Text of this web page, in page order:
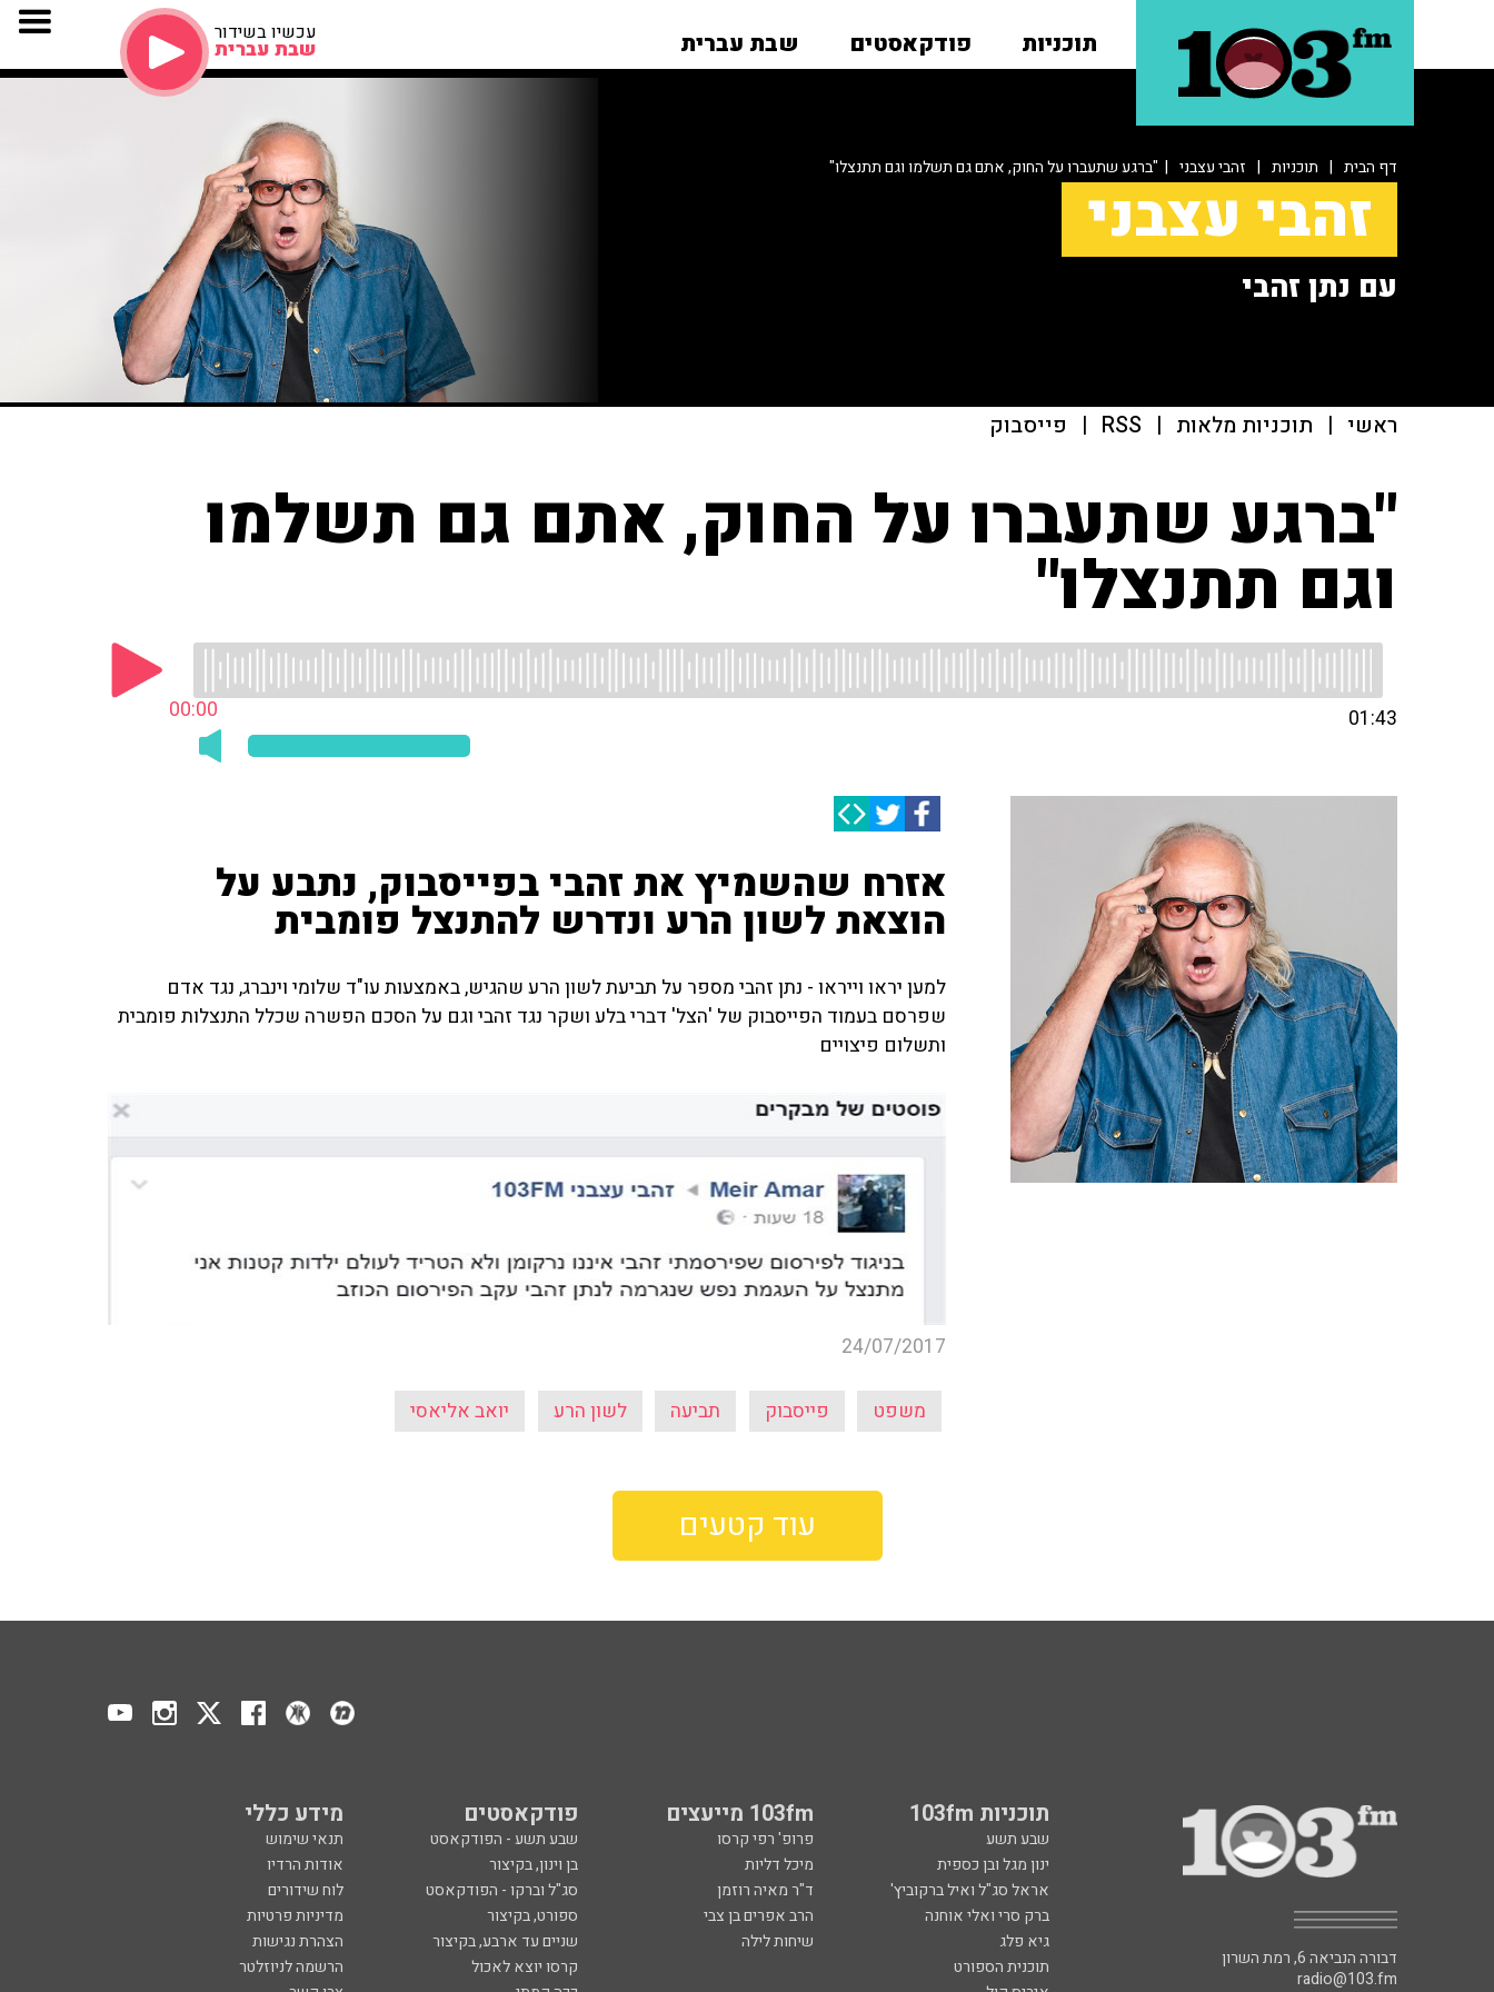
תוכניות פודקאסטים שבת עברית עכשיו בשידור
שבת עברית
דף הבית | תוכניות | זהבי עצבני | "ברגע שתעברו על החוק, אתם גם תשלמו וגם תתנצלו"
זהבי עצבני
עם נתן זהבי
ראשי | תוכניות מלאות |
RSS
| פייסבוק
"ברגע שתעברו על החוק, אתם גם תשלמו
וגם תתנצלו"
00:00 01:43
אזרח שהשמיץ את זהבי בפייסבוק, נתבע על
הוצאת לשון הרע ונדרש להתנצל פומבית
למען יראו וייראו - נתן זהבי מספר על תביעת לשון הרע שהגיש, באמצעות עו"ד שלומי וינברג, נגד אדם
שפרסם בעמוד הפייסבוק של 'הצל' דברי בלע ושקר נגד זהבי וגם על הסכם הפשרה שכלל התנצלות פומבית
ותשלום פיצויים
24/07/2017
משפט פייסבוק תביעה לשון הרע יואב אליאסי
עוד קטעים
תוכניות 103fm 103fm מייעצים פודקאסטים מידע כללי
שבע תשע פרופ' רפי קרסו שבע תשע - הפודקאסט
תנאי שימוש
ינון מגל ובן כספית
מיכל דליות בן וינון, בקיצור
אודות הרדיו
אראל סג"ל ואיל ברקוביץ'
ד"ר מאיה רוזמן סג"ל וברקו - הפודקאסט
לוח שידורים
ברק סרי ואלי אוחנה
הרב אפרים בן צבי ספורט, בקיצור
מדיניות פרטיות
גיא פלג
שיחות לילה שניים עד ארבע, בקיצור
הצהרת נגישות
תוכנית הספורט
קרסו יוצא לאכול
הרשמה לניוזלטר
דבורה הנביאה 6, רמת השרון
radio@103.fm